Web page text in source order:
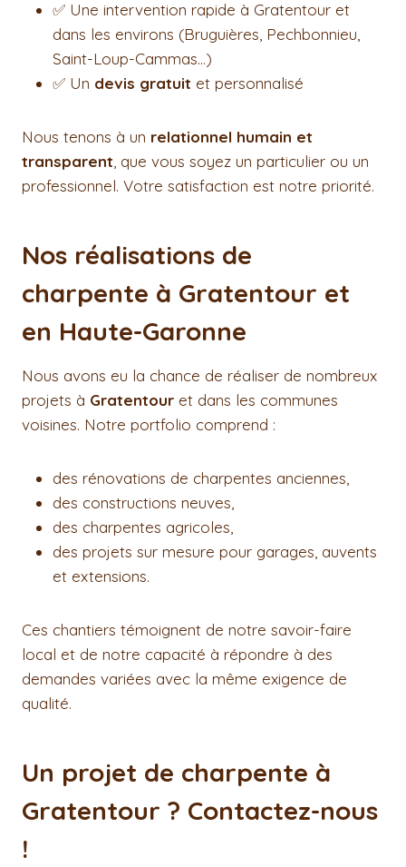
✅ Une intervention rapide à Gratentour et
dans les environs (Bruguières, Pechbonnieu,
Saint-Loup-Cammas…)
✅ Un devis gratuit et personnalisé
Nous tenons à un relationnel humain et
transparent, que vous soyez un particulier ou un
professionnel. Votre satisfaction est notre priorité.
Nos réalisations de
charpente à Gratentour et
en Haute-Garonne
Nous avons eu la chance de réaliser de nombreux
projets à Gratentour et dans les communes
voisines. Notre portfolio comprend :
des rénovations de charpentes anciennes,
des constructions neuves,
des charpentes agricoles,
des projets sur mesure pour garages, auvents
et extensions.
Ces chantiers témoignent de notre savoir-faire
local et de notre capacité à répondre à des
demandes variées avec la même exigence de
qualité.
Un projet de charpente à
Gratentour ? Contactez-nous
!